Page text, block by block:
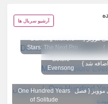
آرشیو سریال ها
تاینی موویز {
Dancing with the
Stars: The Next Pro
عوض شد 1080 اختصاصی تاینی
Murder
Before
Evensong
تاینی موویز { فصل
One Hundred Years
of Solitude